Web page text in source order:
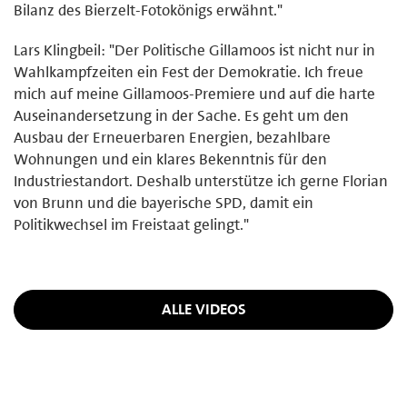
Bilanz des Bierzelt-Fotokönigs erwähnt."
Lars Klingbeil: "Der Politische Gillamoos ist nicht nur in
Wahlkampfzeiten ein Fest der Demokratie. Ich freue
mich auf meine Gillamoos-Premiere und auf die harte
Auseinandersetzung in der Sache. Es geht um den
Ausbau der Erneuerbaren Energien, bezahlbare
Wohnungen und ein klares Bekenntnis für den
Industriestandort. Deshalb unterstütze ich gerne Florian
von Brunn und die bayerische SPD, damit ein
Politikwechsel im Freistaat gelingt."
ALLE VIDEOS